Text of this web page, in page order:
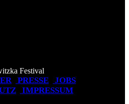
Festival
PRESSE
JOBS
IMPRESSUM